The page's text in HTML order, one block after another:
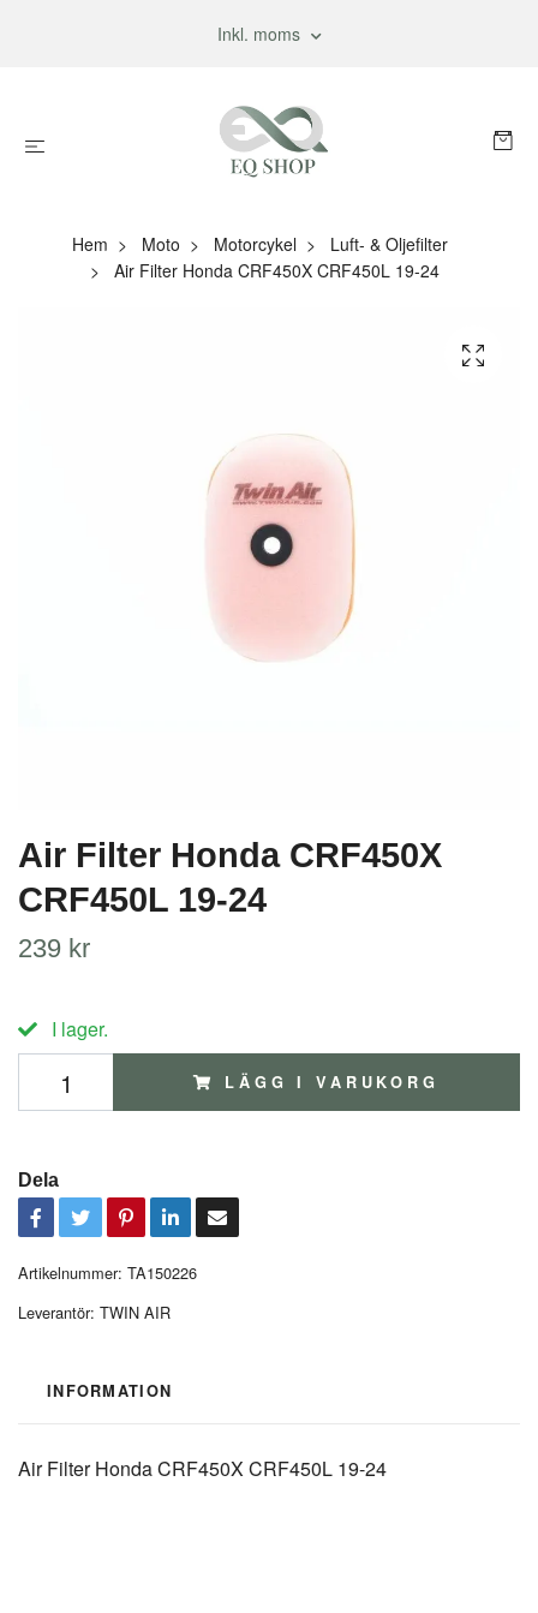
Inkl. moms
Hem Moto Motorcykel
Luft- & Oljefilter
Air Filter Honda CRF450X CRF450L 19-24
Air Filter Honda CRF450X
CRF450L 19-24
239 kr
I lager.
LÄGG I VARUKORG
Dela
Artikelnummer: TA150226
Leverantör: TWIN AIR
INFORMATION
Air Filter Honda CRF450X CRF450L 19-24